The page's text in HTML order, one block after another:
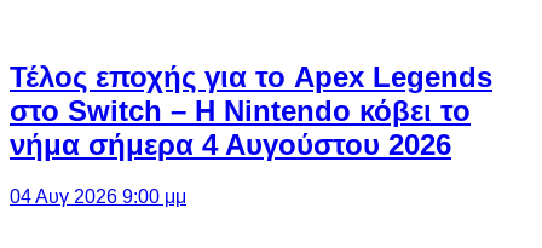
Τέλος εποχής για το Apex Legends
στο Switch – Η Nintendo κόβει το
νήμα σήμερα 4 Αυγούστου 2026
04 Αυγ 2026 9:00 μμ